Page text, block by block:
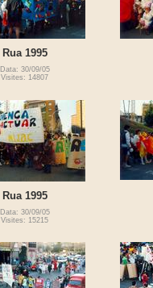
Rua 1995
Data: 30/09/05
Visites: 14807
Rua 1995
Data: 30/09/05
Visites: 15215